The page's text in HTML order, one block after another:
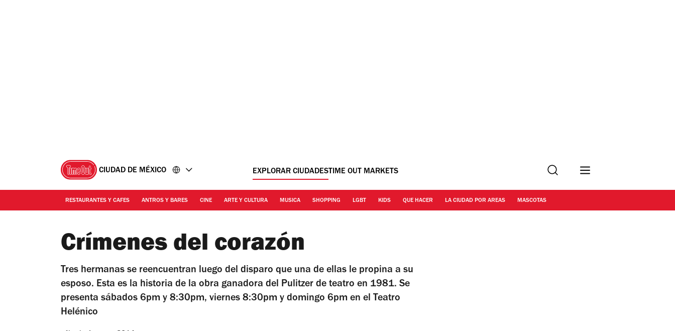
CIUDAD DE MÉXICO EXPLORAR CIUDADESTIME OUT MARKETS Buscar
RESTAURANTES Y CAFES ANTROS Y BARES CINE ARTE Y CULTURA MUSICA SHOPPING LGBT KIDS QUE HACER LA CIUDAD POR AREAS MASCOTAS
Crímenes del corazón
Tres hermanas se reencuentran luego del disparo que una de ellas le propina a su
esposo. Esta es la historia de la obra ganadora del Pulitzer de teatro en 1981. Se
presenta sábados 6pm y 8:30pm, viernes 8:30pm y domingo 6pm en el Teatro
Helénico